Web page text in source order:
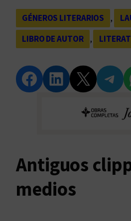
GÉNEROS LITERARIOS ,
LIBRO DE AUTOR
,
Compartir en Facebook Compartir en LinkedIn Compartir en Twitter Compartir en Telegram
Antiguos
medios